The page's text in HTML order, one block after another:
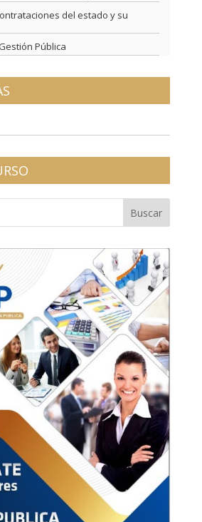
del estado y su
Pública